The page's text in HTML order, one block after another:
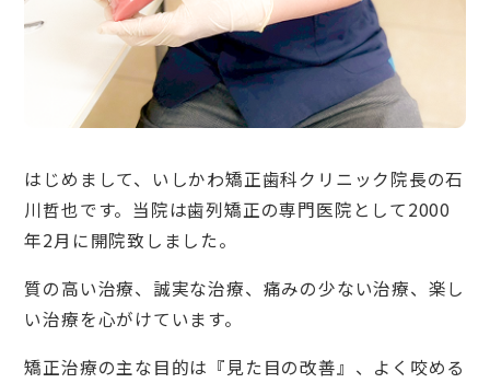
はじめまして、いしかわ矯正歯科クリニック院長の石
川哲也です。当院は歯列矯正の専門医院として2000
年2月に開院致しました。
質の高い治療、誠実な治療、痛みの少ない治療、楽し
い治療を心がけています。
矯正治療の主な目的は『見た目の改善』、よく咬める